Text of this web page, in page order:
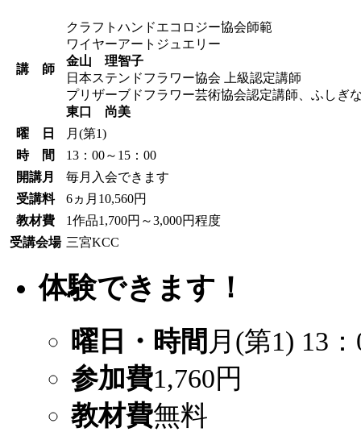
講 師
クラフトハンドエコロジー協会師範
ワイヤーアートジュエリー
金山 理智子
日本ステンドフラワー協会 上級認定講師
プリザーブドフラワー芸術協会認定講師、ふしぎ
東口 尚美
曜 日
月(第1)
時 間
13：00～15：00
開講月
毎月入会できます
受講料
6ヵ月10,560円
教材費
1作品1,700円～3,000円程度
受講会場 三宮KCC
体験できます！
曜日・時間 月(第1) 13
参加費1,760円
教材費無料